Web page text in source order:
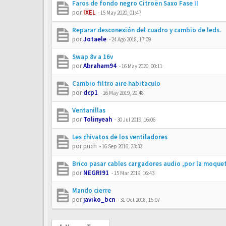
Faros de fondo negro Citroën Saxo Fase II
porIXEL -15 May 2020, 01:47
Reparar desconexión del cuadro y cambio de leds.
porJotaele -24 Ago 2018, 17:09
Swap 8v a 16v
porAbraham94 -16 May 2020, 00:11
Cambio filtro aire habitaculo
pordcp1 -16 May 2019, 20:48
Ventanillas
porTolinyeah -30 Jul 2019, 16:06
Les chivatos de los ventiladores
porpuch -16 Sep 2016, 23:33
Brico pasar cables cargadores audio ,por la
porNEGRI91 -15 Mar 2019, 16:43
Mando cierre
porjaviko_bcn - 31 Oct 2018, 15:07